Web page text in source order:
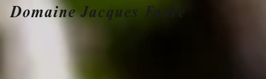
Domaine Jacques Faure